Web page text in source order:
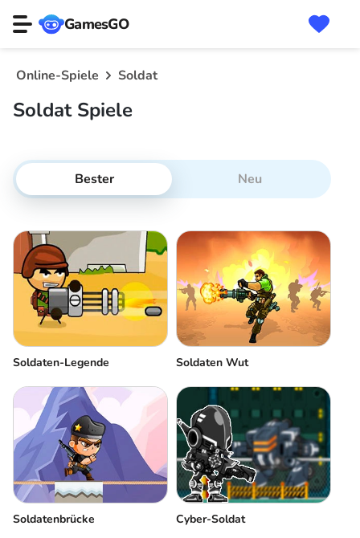
GamesGO
Online-Spiele Soldat
Soldat Spiele
Bester Neu
Soldaten-Legende Soldaten Wut
Soldatenbrücke Cyber-Soldat